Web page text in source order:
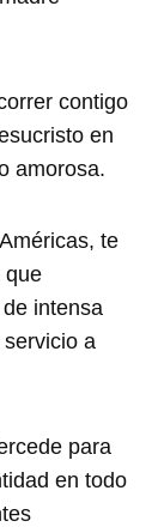
contigo
en
amorosa.
te
que
intensa
a
para
en todo